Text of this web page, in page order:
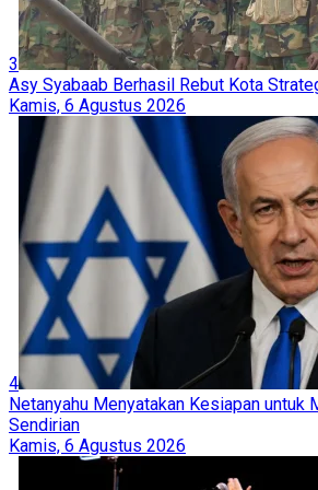
3
Asy Syabaab Berhasil Rebut Kota
Kamis, 6 Agustus 2026
4
Netanyahu Menyatakan Kesiapan untuk
Sendirian
Kamis, 6 Agustus 2026